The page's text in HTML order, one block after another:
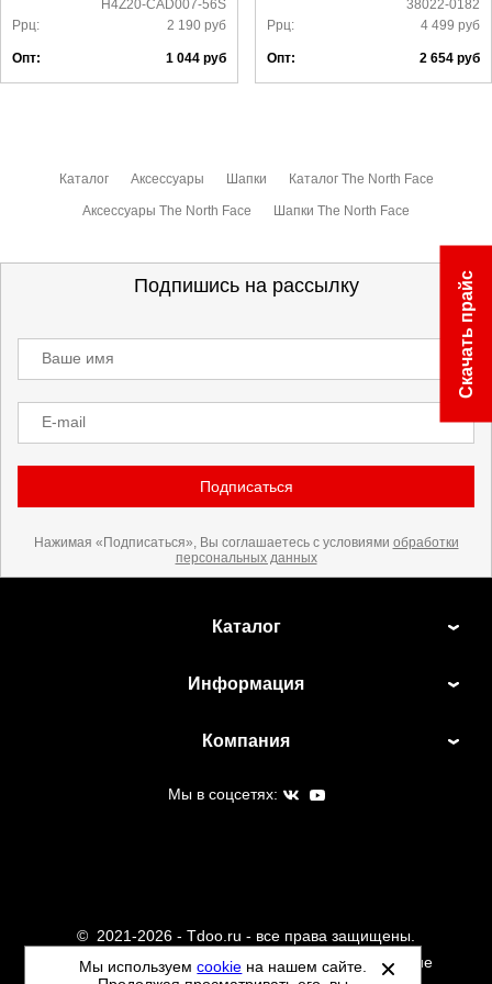
H4Z20-CAD007-56S
Ррц:
2 190руб
Опт: 1 044руб
38022-0182
Ррц:
4 499 руб
Опт: 2 654 руб
Каталог Аксессуары Шапки Каталог The North Face
Аксессуары The North Face Шапки The North Face
Подпишись на рассылку
Ваше имя
E-mail
Подписаться
Нажимая «Подписаться», Вы соглашаетесь с условиями обработки
персональных данных
Каталог
Информация
Компания
Мы в соцсетях:
© 2021-2026 - Tdoo.ru - все права защищены.
Данный сайт не является интернет магазином и не
Скачать прайс
Мы используемcookie на нашем сайте.